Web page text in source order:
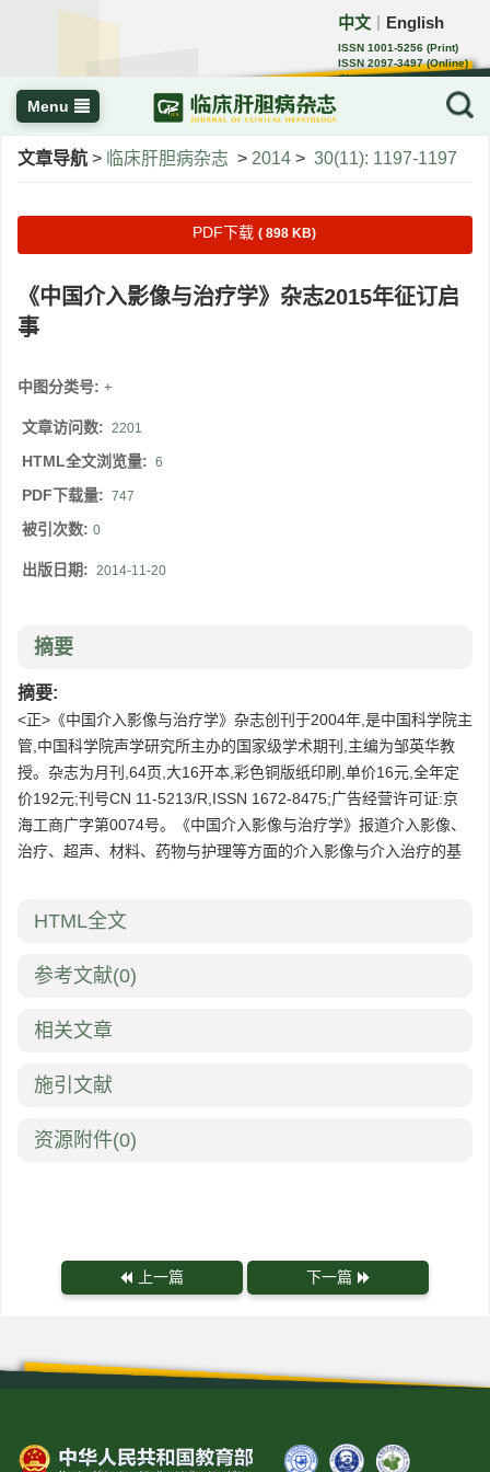
中文 English
ISSN 1001-5256 (Print)
ISSN 2097-3497 (Online)
CN 22-1108/R
Menu
文章导航 > 临床肝胆病杂志 > 2014 > 30(11): 1197-1197
PDF下载 ( 898 KB)
《中国介入影像与治疗学》杂志2015年征订启
事
中图分类号: +
文章访问数: 2201
HTML全文浏览量: 6
PDF下载量: 747
被引次数: 0
出版日期: 2014-11-20
摘要
摘要:
<正>《中国介入影像与治疗学》杂志创刊于2004年,是中国科学院主
管,中国科学院声学研究所主办的国家级学术期刊,主编为邹英华教
授。杂志为月刊,64页,大16开本,彩色铜版纸印刷,单价16元,全年定
价192元;刊号CN 11-5213/R,ISSN 1672-8475;广告经营许可证:京
海工商广字第0074号。《中国介入影像与治疗学》报道介入影像、
治疗、超声、材料、药物与护理等方面的介入影像与介入治疗的基
HTML全文
参考文献(0)
相关文章
施引文献
资源附件(0)
上一篇 下一篇